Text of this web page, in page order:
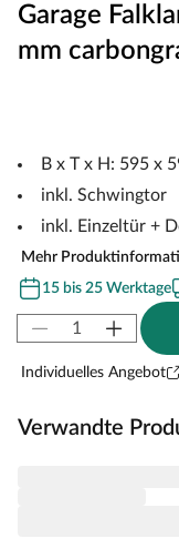
Garage
mm
B x T x H: 595 x
inkl. Schwingtor
inkl. Einzeltür +
Mehr
15 bis 25 Werktage
Individuelles Angebot
Verwandte